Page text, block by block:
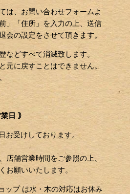
は、お問い合わせフォームよ
」「住所」を入力の上、送信
会の設定をさせて頂きます。
などすべて消滅致します。
元に戻すことはできません。
日 ｠
お受けしております。
店舗営業時間をご参照の上、
お願いいたします。
ップ は水・木の対応はお休み